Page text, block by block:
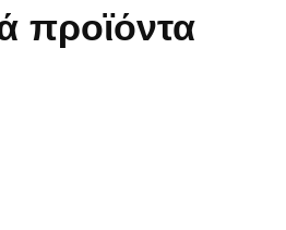
προϊόντα